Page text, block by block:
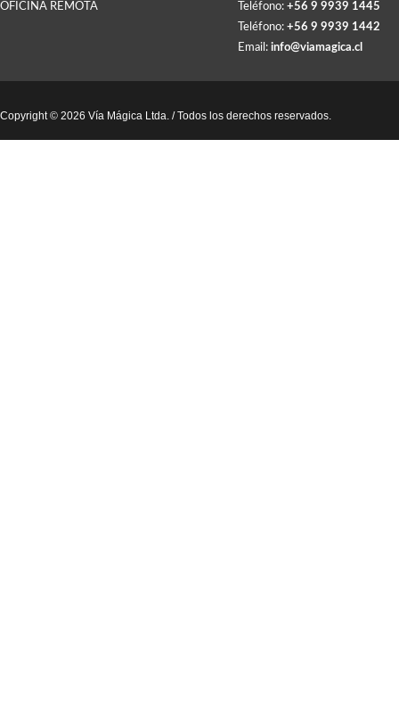
OFICINA REMOTA Teléfono: +56 9 9939 1445
Teléfono: +56 9 9939 1442
Email: info@viamagica.cl
Copyright © 2026 Vía Mágica Ltda. / Todos los derechos reservados.